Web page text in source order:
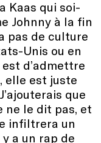
Kaas qui soi-
Johnny à la fin
pas de culture
Unis ou en
d’admettre
elle est juste
que
ne le dit pas, et
infiltrera un
a un rap de